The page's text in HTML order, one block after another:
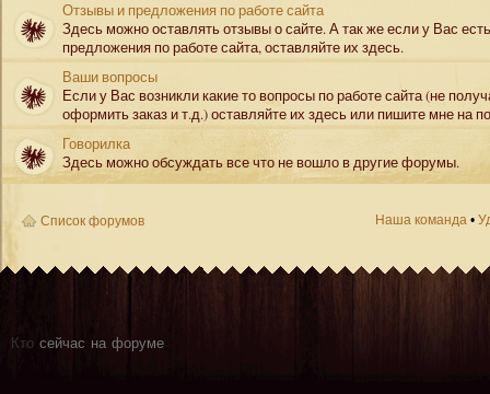
Отзывы и предложения по работе сайта
Здесь можно оставлять отзывы о сайте. А так же если у Вас есть
предложения по работе сайта, оставляйте их здесь.
Ваши вопросы
Если у Вас возникли какие то вопросы по работе сайта (не
оформить заказ и т.д.) оставляйте их здесь или пишите мне на
Говорилка
Здесь можно обсуждать все что не вошло в другие форумы.
Список форумов Наша команда •
Кто сейчас на форуме